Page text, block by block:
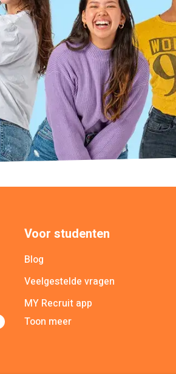
Voor studenten
Blog
Veelgestelde vragen
MY Recruit app
Poolmanager app
Toon meer